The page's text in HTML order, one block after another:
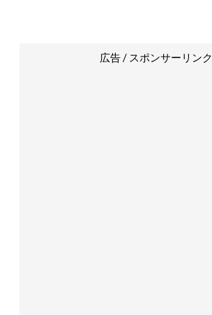
広告 / スポンサーリンク